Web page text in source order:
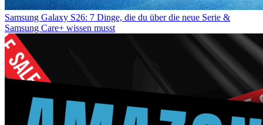
Samsung Galaxy S26: 7 Dinge, die du über die neue Serie &
Samsung Care+ wissen musst